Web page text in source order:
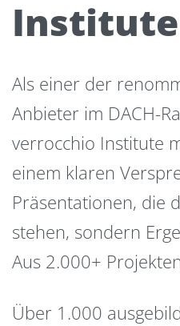
Institute
Als einer der
Anbieter im DACH-
verrocchio Institute
einem klaren
Präsentationen, die
stehen, sondern
Aus 2.000+
Über 1.000